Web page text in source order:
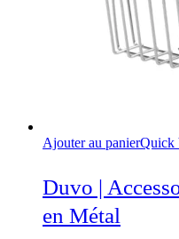
Ajouter au panierQuick
Duvo |
en Métal